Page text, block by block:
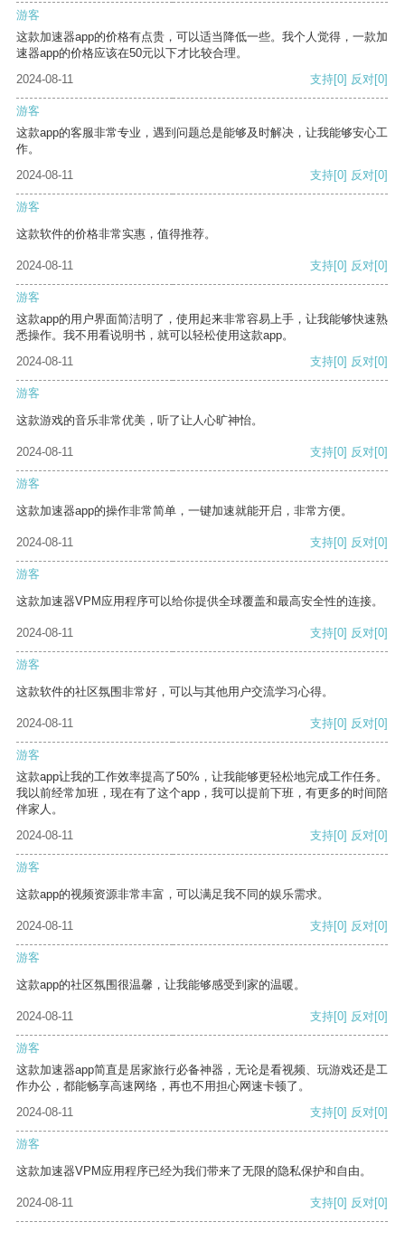
游客
这款加速器app的价格有点贵，可以适当降低一些。我个人觉得，一款加
速器app的价格应该在50元以下才比较合理。
2024-08-11
支持[0] 反对[0]
游客
这款app的客服非常专业，遇到问题总是能够及时解决，让我能够安心工
作。
2024-08-11
支持[0] 反对[0]
游客
这款软件的价格非常实惠，值得推荐。
2024-08-11 支持[0] 反对[0]
游客
这款app的用户界面简洁明了，使用起来非常容易上手，让我能够快速熟
悉操作。我不用看说明书，就可以轻松使用这款app。
2024-08-11
支持[0] 反对[0]
游客
这款游戏的音乐非常优美，听了让人心旷神怡。
2024-08-11 支持[0] 反对[0]
游客
这款加速器app的操作非常简单，一键加速就能开启，非常方便。
2024-08-11 支持[0] 反对[0]
游客
这款加速器VPM应用程序可以给你提供全球覆盖和最高安全性的连接。
2024-08-11 支持[0] 反对[0]
游客
这款软件的社区氛围非常好，可以与其他用户交流学习心得。
2024-08-11 支持[0] 反对[0]
游客
这款app让我的工作效率提高了50%，让我能够更轻松地完成工作任务。
我以前经常加班，现在有了这个app，我可以提前下班，有更多的时间陪
伴家人。
2024-08-11
支持[0] 反对[0]
游客
这款app的视频资源非常丰富，可以满足我不同的娱乐需求。
2024-08-11 支持[0] 反对[0]
游客
这款app的社区氛围很温馨，让我能够感受到家的温暖。
2024-08-11 支持[0] 反对[0]
游客
这款加速器app简直是居家旅行必备神器，无论是看视频、玩游戏还是工
作办公，都能畅享高速网络，再也不用担心网速卡顿了。
2024-08-11
支持[0] 反对[0]
游客
这款加速器VPM应用程序已经为我们带来了无限的隐私保护和自由。
2024-08-11 支持[0] 反对[0]